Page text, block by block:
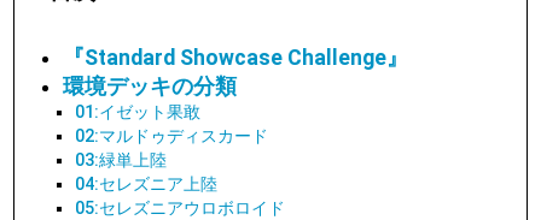
『Standard Showcase Challenge』
環境デッキの分類
01:イゼット果敢
02:マルドゥディスカード
03:緑単上陸
04:セレズニア上陸
05:セレズニアウロボロイド